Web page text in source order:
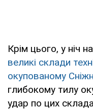
Крім цього, у ніч
великі склади
окупованому
глибокому тилу
удар по цих